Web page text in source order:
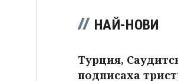
НАЙ-НОВИ
Турция,
подписаха